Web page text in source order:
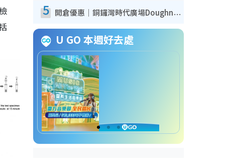
5 開倉優惠｜銅鑼灣時代廣場Doughnut/Campo Marzio開倉低至1折！背囊、書包、手袋劈價$200起
U GO 本週好去處